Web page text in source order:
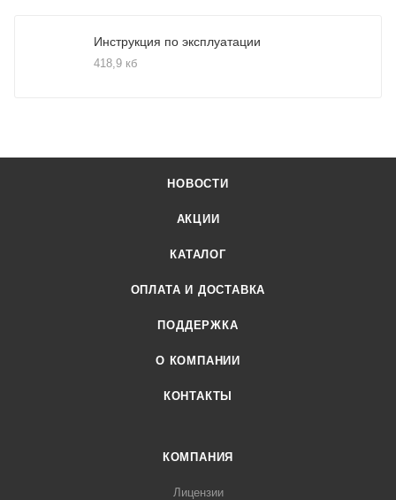
Инструкция по эксплуатации
418,9 кб
НОВОСТИ
АКЦИИ
КАТАЛОГ
ОПЛАТА И ДОСТАВКА
ПОДДЕРЖКА
О КОМПАНИИ
КОНТАКТЫ
КОМПАНИЯ
Лицензии